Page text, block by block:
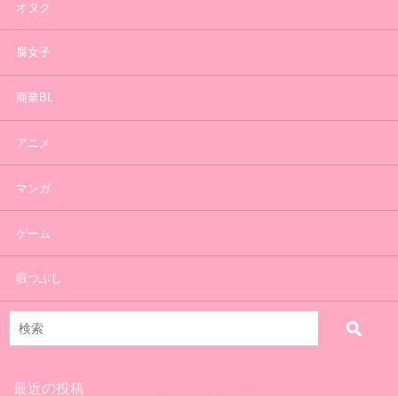
オタク
腐女子
商業BL
アニメ
マンガ
ゲーム
暇つぶし
最近の投稿